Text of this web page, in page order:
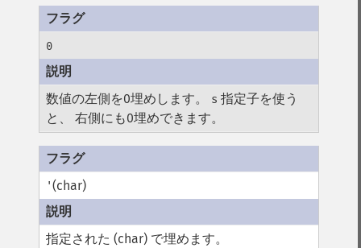
0
数値の左側を0埋めします。 s 指定子を使う
と、 右側にも0埋めできます。
'(char)
指定された (char) で埋めます。